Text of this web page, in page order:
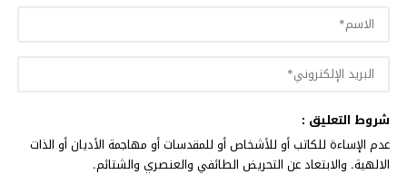
شروط التعليق :
عدم الإساءة للكاتب أو للأشخاص أو للمقدسات أو مهاجمة الأديان أو الذات
الالهية. والابتعاد عن التحريض الطائفي والعنصري والشتائم.